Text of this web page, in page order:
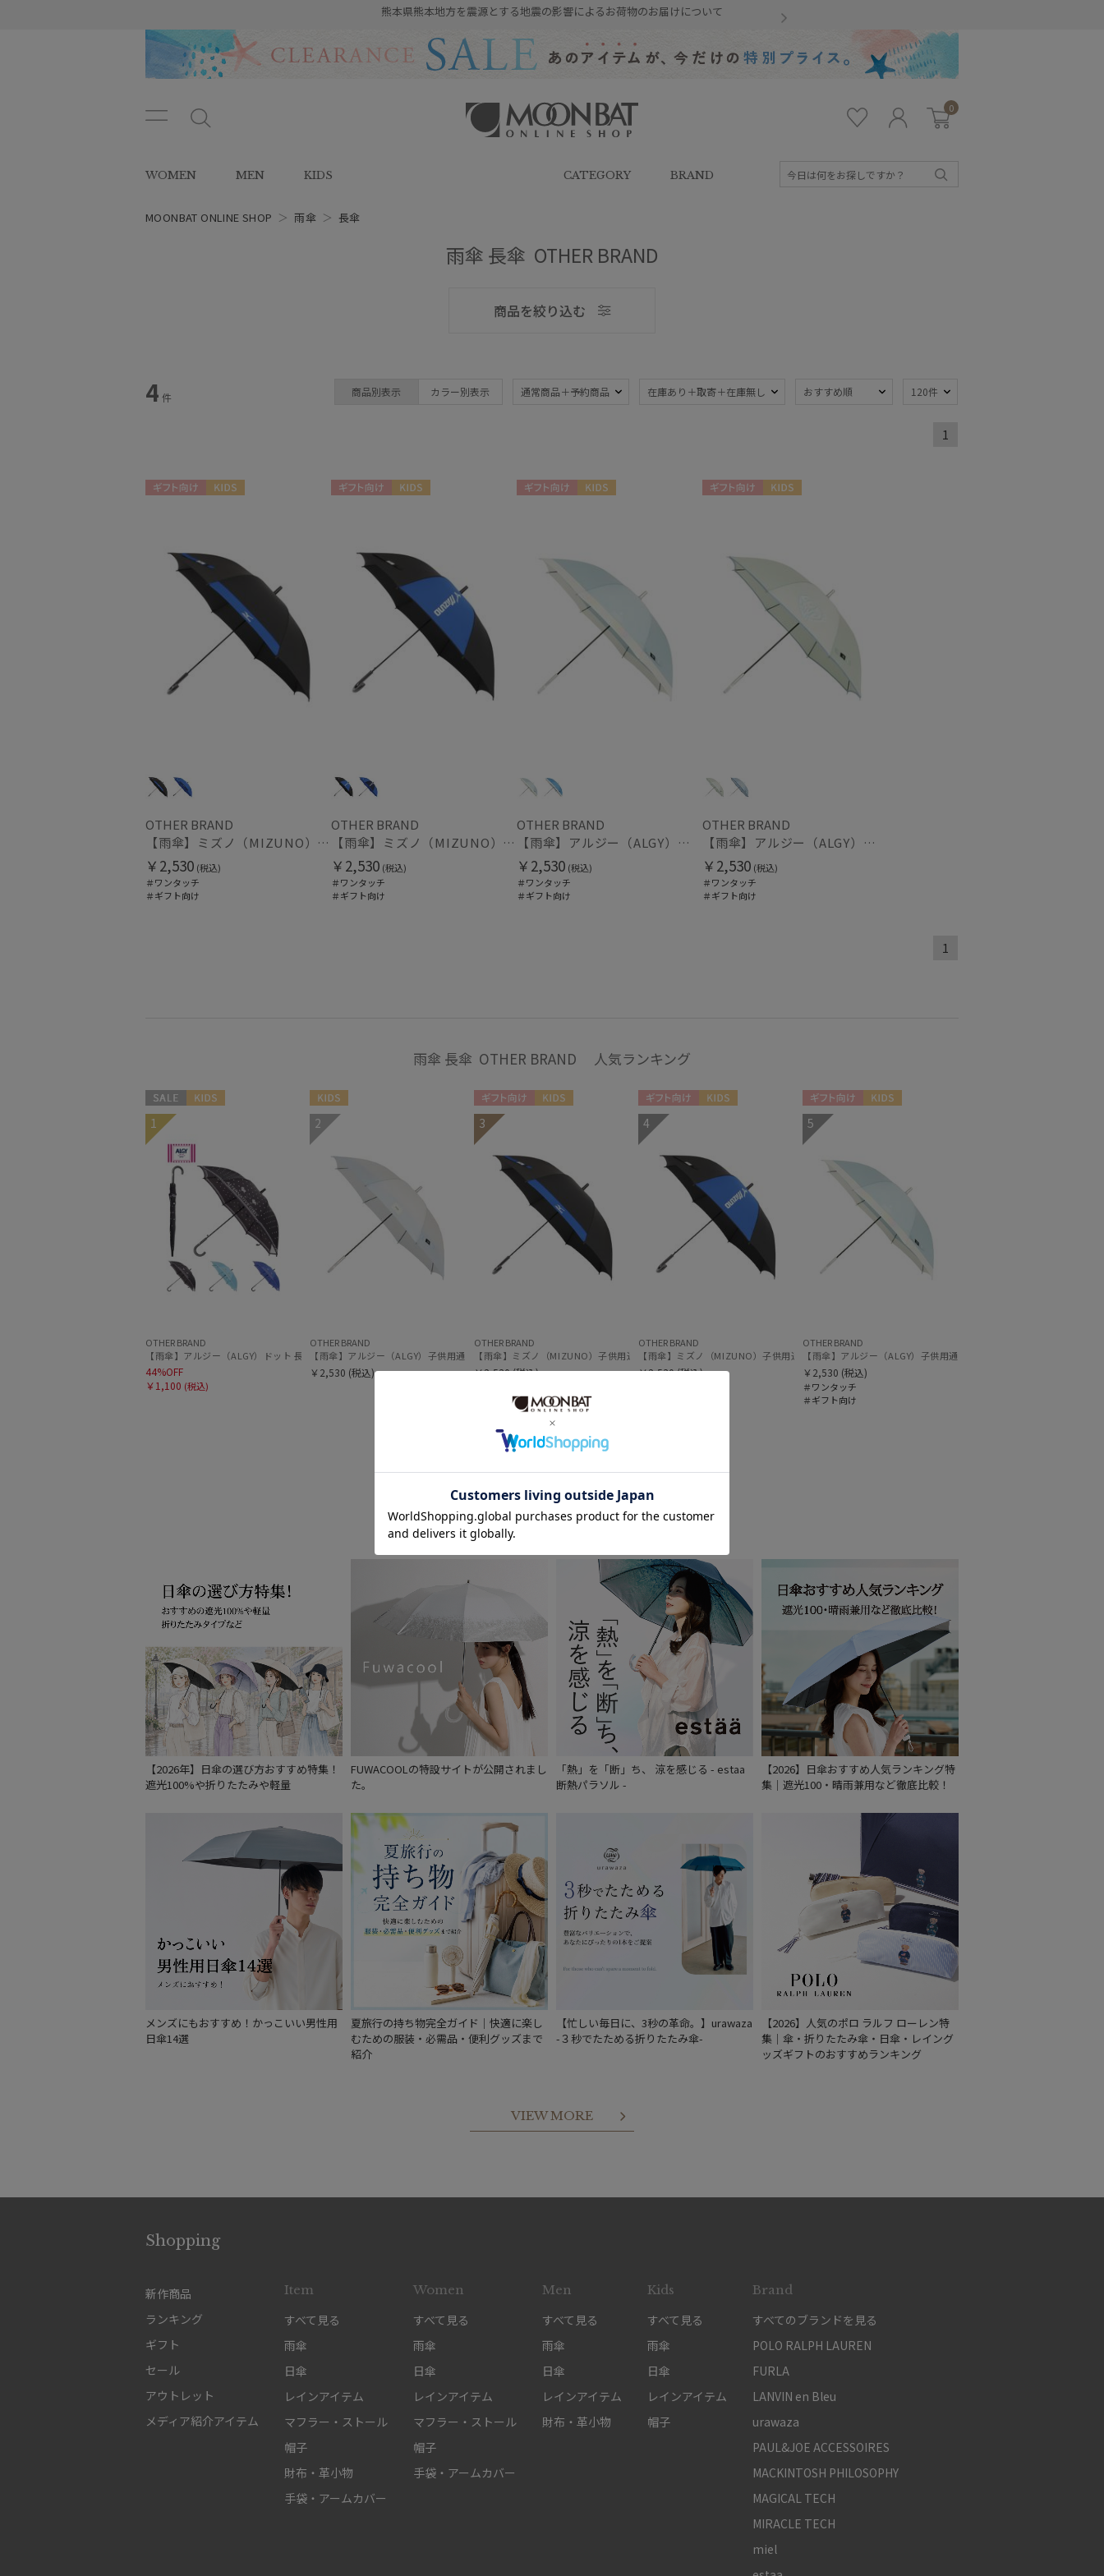
熊本県熊本地方を震源とする地震の影響によるお荷物のお届けについて
ン
ュ
ー
タ
SHOP（ムーンバットオンラインシ
イ
ン
0
WOMEN MEN KIDS CATEGORY BRAND
MOONBAT ONLINE SHOP ＞雨傘 ＞長傘
雨傘 長傘 OTHER BRAND
商品を絞り込む
メンズ
ブランド カラー
価格 (円)
割引率 (%)
～
在庫表示
入荷状況
予約
もうすぐ
新着
再入荷
4 件 商品別表示 カラー別表示 通常商品＋予約商品 在庫あり＋取寄＋在庫無し おすすめ順 120件
1
OTHER BRAND
【雨傘】ミズノ（MIZUNO）子供用通学雨傘 1小間切継ぎ ボタンジャンプ
￥2,530 (税込)
＃ワンタッチ
＃ギフト向け
OTHER BRAND
【雨傘】ミズノ（MIZUNO）子供用通学雨傘 コンビ×ビッグロゴ ボタンジャンプ
￥2,530 (税込)
＃ワンタッチ
＃ギフト向け
OTHER BRAND
【雨傘】アルジー（ALGY）子供用通学雨傘 パール切り継ぎ ボタンジャンプ
￥2,530 (税込)
＃ワンタッチ
＃ギフト向け
OTHER BRAND
【雨傘】アルジー（ALGY）子供用通学雨傘 パイピングロゴ ボタンジャンプ
￥2,530 (税込)
＃ワンタッチ
＃ギフト向け
1
雨傘 長傘 OTHER BRAND 人気ランキング
セール
1
OTHER BRAND
【雨傘】アルジー（ALGY）ドット 長傘 【公式ムーンバット】 キッズ 子供傘 55cm 58cm 55cmは窓付き
44%OFF
￥1,100 (税込)
KIDS
2
OTHER BRAND
【雨傘】アルジー（ALGY）子供用通学雨傘 グラデーション ボタンジャンプ
￥2,530 (税込)
ギフト向け
3
OTHER BRAND
【雨傘】ミズノ（MIZUNO）子供用通学雨傘 1小間切継ぎ ボタンジャンプ
￥2,530(税込)
＃ギフト向け
ギフト向け
4
OTHER BRAND
【雨傘】ミズノ（MIZUNO）子供用通学雨傘 コンビ×ビッグロゴ ボタンジャンプ
￥2,530(税込)
ギフト向け
5
OTHER BRAND
【雨傘】アルジー（ALGY）子供用通学雨傘 パール切り継ぎ ボタン
￥2,530 (税込)
＃ワンタッチ
＃ギフト向け
Feature
【2026年】日傘の選び方おすすめ特集！
遮光100%や折りたたみや軽量
FUWACOOLの特設サイトが公開されまし
た。
「熱」を「断」ち、 涼を感じる - estaa
断熱パラソル -
【2026】日傘おすすめ人気ランキング特
集｜遮光100・晴雨兼用など徹底比較！
メンズにもおすすめ！かっこいい男性用
日傘14選
夏旅行の持ち物完全ガイド｜快適に楽し
むための服装・必需品・便利グッズまで
紹介
【忙しい毎日に、3秒の革命。】urawaza
-３秒でたためる折りたたみ傘-
【2026】人気のポロ ラルフ ローレン特
集｜傘・折りたたみ傘・日傘・レイング
ッズギフトのおすすめランキング
VIEW MORE
Shopping
新作商品
ランキング
ギフト
セール
アウトレット
メディア紹介アイテム
Item
すべて見る
雨傘
日傘
レインアイテム
マフラー・ストール
帽子
財布・革小物
手袋・アームカバー
Women
すべて見る
雨傘
日傘
レインアイテム
マフラー・ストール
帽子
手袋・アームカバー
Men
すべて見る
雨傘
日傘
レインアイテム
財布・革小物
Kids
すべて見る
雨傘
日傘
レインアイテム
帽子
Brand
すべてのブランドを見る
POLO RALPH LAUREN
FURLA
LANVIN en Bleu
urawaza
PAUL&JOE ACCESSOIRES
MACKINTOSH PHILOSOPHY
MAGICAL TECH
MIRACLE TECH
miel